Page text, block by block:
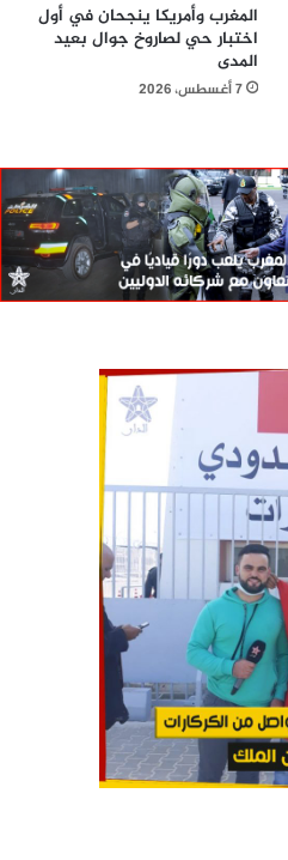
المغرب وأمريكا ينجحان في أول
اختبار حي لصاروخ جوال بعيد
المدى
7 أغسطس، 2026